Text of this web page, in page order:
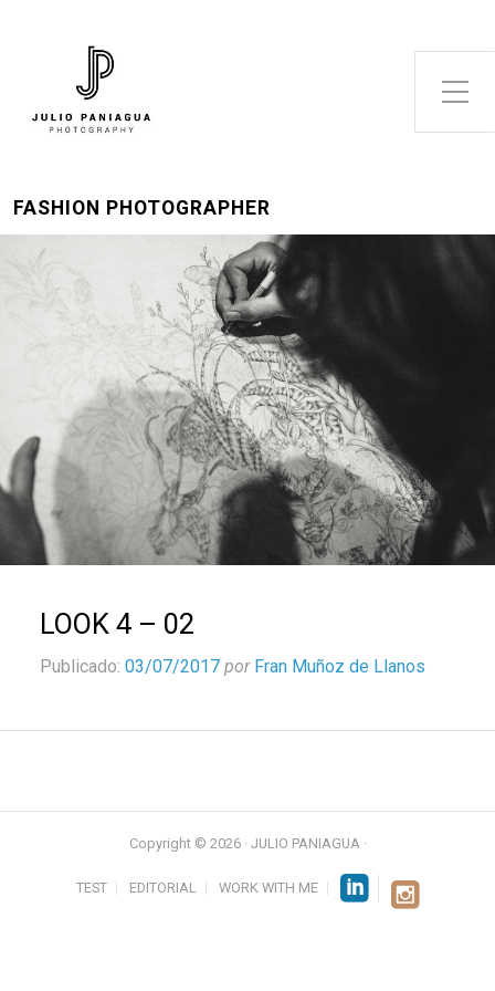
Alternar el menú lateral
FASHION PHOTOGRAPHER
LOOK 4 – 02
Publicado: 03/07/2017 por Fran Muñoz de Llanos
Copyright © 2026 · JULIO PANIAGUA ·
TEST EDITORIAL WORK WITH ME